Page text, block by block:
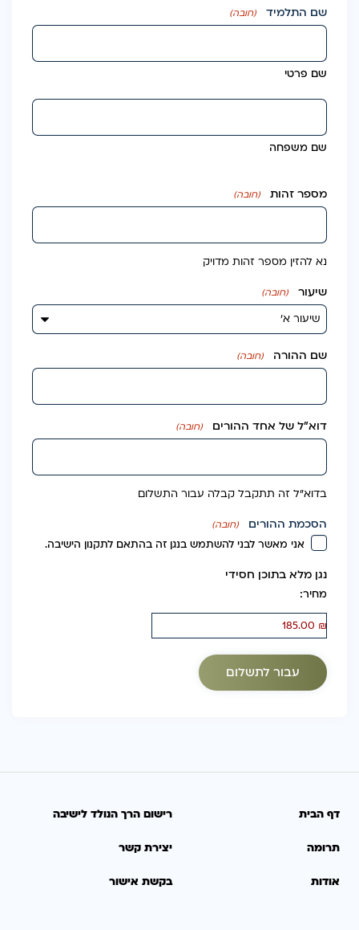
שם התלמיד (חובה)
שם פרטי
שם משפחה
מספר זהות (חובה)
נא להזין מספר זהות מדויק
שיעור (חובה)
שם ההורה (חובה)
דוא״ל של אחד ההורים (חובה)
בדוא״ל זה תתקבל קבלה עבור התשלום
הסכמת ההורים (חובה)
אני מאשר לבני להשתמש בנגן זה בהתאם לתקנון הישיבה.
נגן מלא בתוכן חסידי
מחיר:
דף הבית רישום הרך הנולד לישיבה
תרומה יצירת קשר
אודות בקשת אישור